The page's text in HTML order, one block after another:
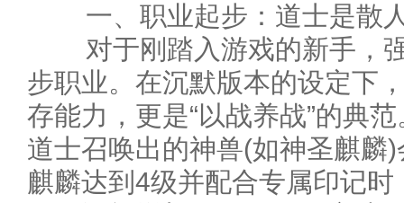
一、职业起步：道士是散
对于刚踏入游戏的新手，
步职业。在沉默版本的设定下
存能力，更是“以战养战”的典
道士召唤出的神兽(如神圣麒麟
麒麟达到4级并配合专属印记